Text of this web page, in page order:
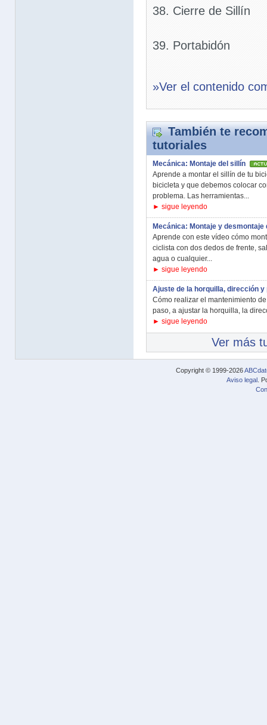
38. Cierre de Sillín
39. Portabidón
»Ver el contenido
También te
tutoriales
Mecánica: Montaje del sillín
Aprende a montar el sillín de tu
bicicleta y que debemos colocar
problema. Las herramientas...
► sigue leyendo
Mecánica: Montaje y desmontaje
Aprende con este vídeo cómo
ciclista con dos dedos de frente,
agua o cualquier...
► sigue leyendo
Ajuste de la horquilla, dirección y
Cómo realizar el mantenimiento
paso, a ajustar la horquilla, la
► sigue leyendo
Ver más
Copyright © 1999-2026
Aviso legal .